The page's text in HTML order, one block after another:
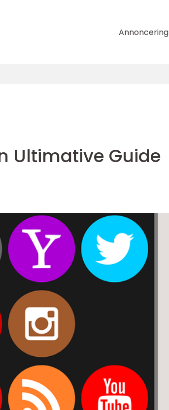
Annoncering
Ultimative Guide